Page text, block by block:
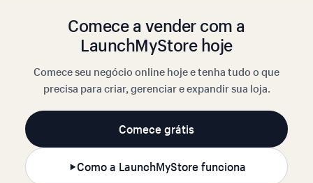
Comece a vender com a
LaunchMyStore hoje
Comece seu negócio online hoje e tenha tudo o que
precisa para criar, gerenciar e expandir sua loja.
Comece grátis
Como a LaunchMyStore funciona